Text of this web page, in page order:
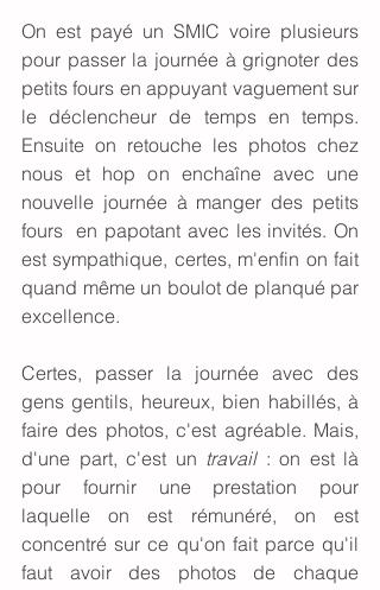
On est payé un SMIC voire plusieurs
pour passer la journée à grignoter des
petits fours en appuyant vaguement sur
le déclencheur de temps en temps.
Ensuite on retouche les photos chez
nous et hop on enchaîne avec une
nouvelle journée à manger des petits
fours  en papotant avec les invités. On
est sympathique, certes, m'enfin on fait
quand même un boulot de planqué par
excellence.
Certes, passer la journée avec des
gens gentils, heureux, bien habillés, à
faire des photos, c'est agréable. Mais,
d'une part, c'est un travail : on est là
pour fournir une prestation pour
laquelle on est rémunéré, on est
concentré sur ce qu'on fait parce qu'il
faut avoir des photos de chaque